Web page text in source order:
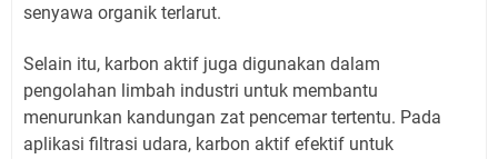
senyawa organik terlarut.
Selain itu, karbon aktif juga digunakan dalam
pengolahan limbah industri untuk membantu
menurunkan kandungan zat pencemar tertentu. Pada
aplikasi filtrasi udara, karbon aktif efektif untuk